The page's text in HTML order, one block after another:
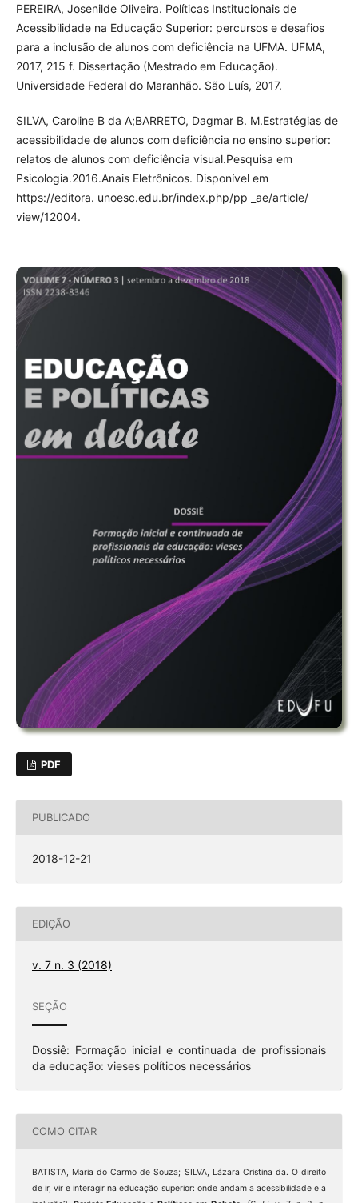
PEREIRA, Josenilde Oliveira. Políticas Institucionais de
Acessibilidade na Educação Superior: percursos e desafios
para a inclusão de alunos com deficiência na UFMA. UFMA,
2017, 215 f. Dissertação (Mestrado em Educação).
Universidade Federal do Maranhão. São Luís, 2017.
SILVA, Caroline B da A;BARRETO, Dagmar B. M.Estratégias de
acessibilidade de alunos com deficiência no ensino superior:
relatos de alunos com deficiência visual.Pesquisa em
Psicologia.2016.Anais Eletrônicos. Disponível em
https://editora. unoesc.edu.br/index.php/pp _ae/article/
view/12004.
PDF
PUBLICADO
2018-12-21
EDIÇÃO
v. 7 n. 3 (2018)
SEÇÃO
Dossiê: Formação inicial e continuada de profissionais
da educação: vieses políticos necessários
COMO CITAR
BATISTA, Maria do Carmo de Souza; SILVA, Lázara Cristina da. O direito
de ir, vir e interagir na educação superior: onde andam a acessibilidade e a